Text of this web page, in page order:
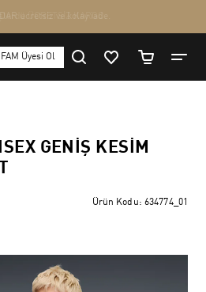
GENIŞ KESIM
Ürün Kodu: 634774_01